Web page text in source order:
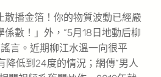
散播金箔！你的物質波動已經嚴
數！」外，“5月18日地動后柳
言。近期柳江水溫一向很平
降低到24度的情況；網傳“男人